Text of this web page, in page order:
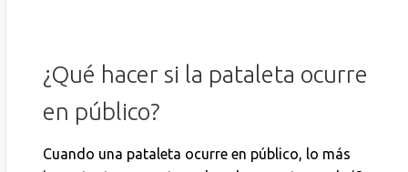
¿Qué hacer si la pataleta ocurre
en público?
Cuando una pataleta ocurre en público, lo más